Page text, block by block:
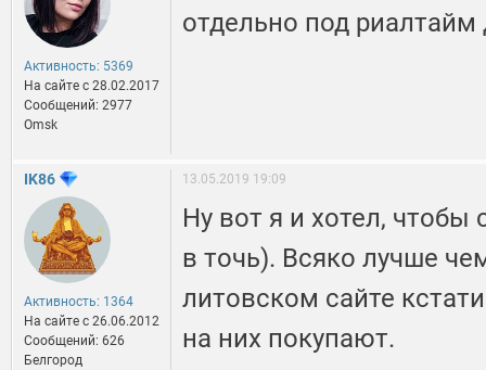
Активность: 5369
На сайте c 28.02.2017
Сообщений: 2977
Omsk
отдельно под
IK86
Активность: 1364
На сайте c 26.06.2012
Сообщений: 626
Белгород
13.05.2019 19:09
Ну вот я и хотел, чтобы
в точь). Всяко лучше
литовском сайте
на них покупают.